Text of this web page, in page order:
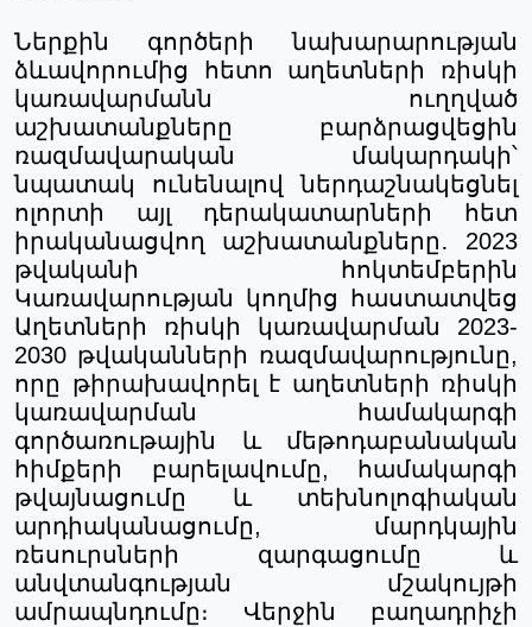
Ներքին գործերի
նախարարության
ձևավորումից
հետո աղետների
ռիսկի
կառավարմանն
ուղղված
աշխատանքները
բարձրացվեցին
ռազմավարական
մակարդակի՝
նպատակ
ունենալով
ներդաշնակեցնել
ոլորտի
այլ դերակատարների
հետ
իրականացվող
աշխատանքները․ 2023
թվականի
հոկտեմբերին
Կառավարության կողմից հաստատվեց
Աղետների
ռիսկի կառավարման 2023-
2030 թվականների ռազմավարությունը,
որը թիրախավորել է աղետների ռիսկի
կառավարման
համակարգի
գործառութային
և
մեթոդաբանական
հիմքերի
բարելավումը, համակարգի
թվայնացումը
և
տեխնոլոգիական
արդիականացումը, մարդկային
ռեսուրսների
զարգացումը
և
անվտանգության
մշակույթի
ամրապնդումը։
Վերջին
բաղադրիչի